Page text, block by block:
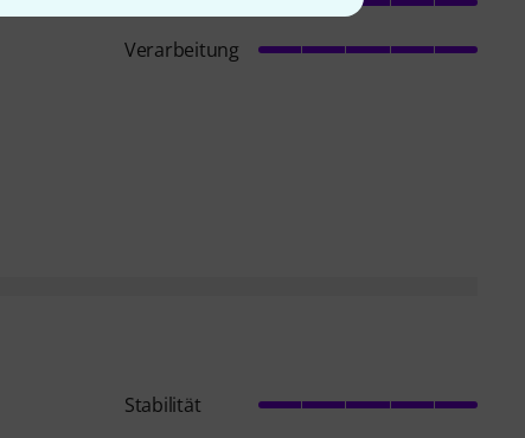
Verarbeitung
Stabilität